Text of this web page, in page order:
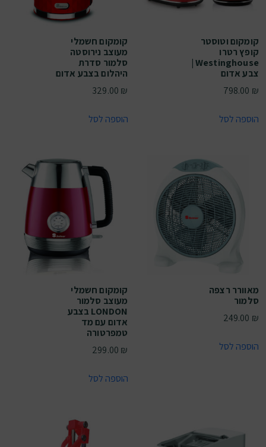
קומקום וטוסטר
קופץ רטרו
Westinghouse |
צבע אדום
798.00 ₪
הוספה לסל
קומקום חשמלי
מעוצב נירוסטה
סלמור סדרת
היהלום בצבע אדום
329.00 ₪
הוספה לסל
מאוורר רצפה
סלמור
249.00 ₪
הוספה לסל
קומקום חשמלי
מעוצב סלמור
LONDON בצבע
אדום עם מד
טמפרטורה
299.00 ₪
הוספה לסל